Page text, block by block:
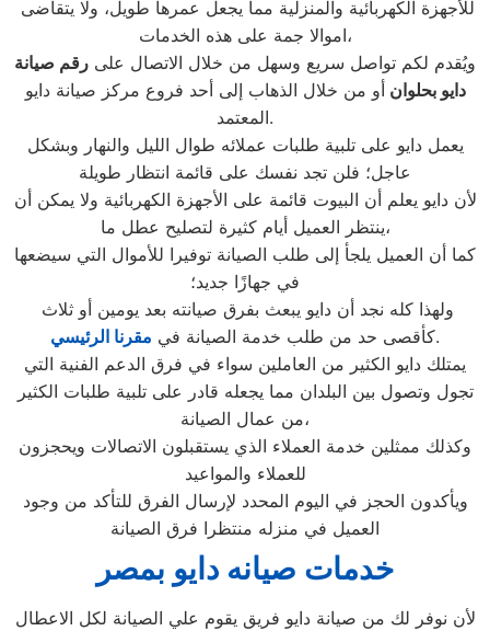
اموالا جمة على هذه الخدمات،
ويُقدم لكم تواصل سريع وسهل من خلال الاتصال على رقم صيانة
دايو بحلوان أو من خلال الذهاب إلى أحد فروع مركز صيانة دايو
المعتمد.
يعمل دايو على تلبية طلبات عملائه طوال الليل والنهار وبشكل
عاجل؛ فلن تجد نفسك على قائمة انتظار طويلة
لأن دايو يعلم أن البيوت قائمة على الأجهزة الكهربائية ولا يمكن أن
ينتظر العميل أيام كثيرة لتصليح عطل ما،
كما أن العميل يلجأ إلى طلب الصيانة توفيرا للأموال التي سيضعها
في جهازًا جديد؛
كأقصى حد من طلب خدمة الصيانة في مقرنا الرئيسي
.
يمتلك دايو الكثير من العاملين سواء في فرق الدعم الفنية التي
تجول وتصول بين البلدان مما يجعله قادر على تلبية طلبات الكثير
من عمال الصيانة،
وكذلك ممثلين خدمة العملاء الذي يستقبلون الاتصالات ويحجزون
للعملاء والمواعيد
ويأكدون الحجز في اليوم المحدد لإرسال الفرق للتأكد من وجود
العميل في منزله منتظرا فرق الصيانة
خدمات صيانه دايو بمصر
لأن نوفر لك من صيانة دايو فريق يقوم علي الصيانة لكل الاعطال